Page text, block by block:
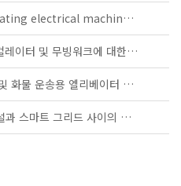
IEC 60034-5:2020 RLV - Rotating electrical machines - Part 5: Degrees of protection provided by the integral design of rotating electrical machines (IP code) - Classification
KS B ISO/TS 25740-1 - 에스컬레이터 및 무빙워크에 대한 안전요건 — 제1부: 세계공통 필수 안전요건(GESRs)
KS B ISO/TS 8100-21 - 승객 및 화물 운송용 엘리베이터 —제21부: 세계공통 필수안전요건(GESRs)을 충족하는 세계공통 안전 파라미터(GSPs)
KS C IEC TS 62872 - 산업 시설과 스마트 그리드 사이의 산업 공정 측정, 제어 및 자동화 시스템 인터페이스